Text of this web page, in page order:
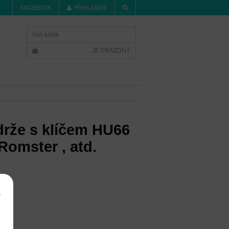
FACEBOOK PŘIHLÁŠENÍ
Váš košík
JE PRÁZDNÝ
s klíčem HU66
, atd.